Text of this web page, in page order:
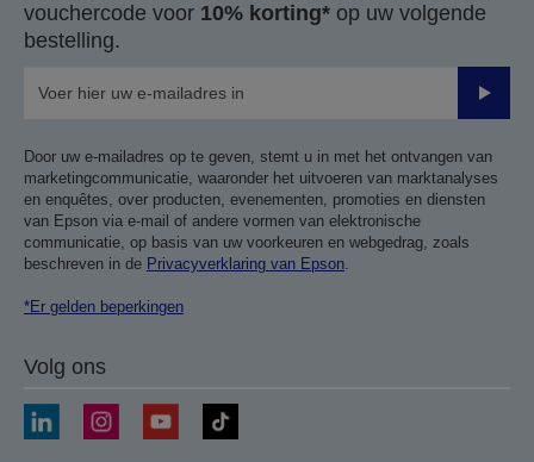
vouchercode voor 10% korting* op uw volgende
bestelling.
Door uw e-mailadres op te geven, stemt u in met het ontvangen van
marketingcommunicatie, waaronder het uitvoeren van marktanalyses
en enquêtes, over producten, evenementen, promoties en diensten
van Epson via e-mail of andere vormen van elektronische
communicatie, op basis van uw voorkeuren en webgedrag, zoals
beschreven in de Privacyverklaring van Epson.
*Er gelden beperkingen
Volg ons